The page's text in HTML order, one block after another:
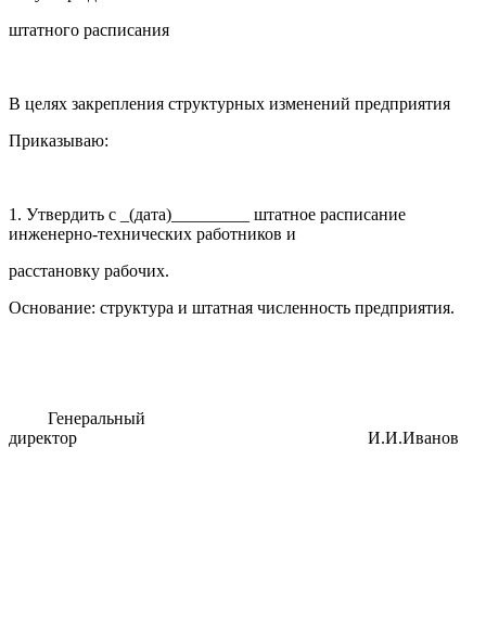
штатного расписания
В целях закрепления структурных изменений предприятия
Приказываю:
1. Утвердить с _(дата)_________ штатное расписание
инженерно-технических работников и
расстановку рабочих.
Основание: структура и штатная численность предприятия.
Генеральный
директор И.И.Иванов